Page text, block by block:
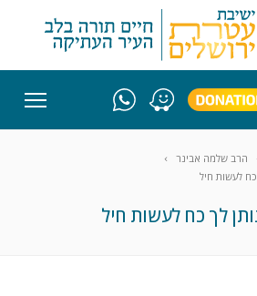
הרב שלמה אבינר
לעשות חיל
לך כח לעשות חיל